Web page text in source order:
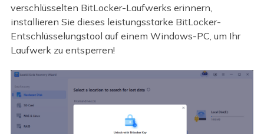
verschlüsselten BitLocker-Laufwerks erinnern,
installieren Sie dieses leistungsstarke BitLocker-
Entschlüsselungstool auf einem Windows-PC, um Ihr
Laufwerk zu entsperren!